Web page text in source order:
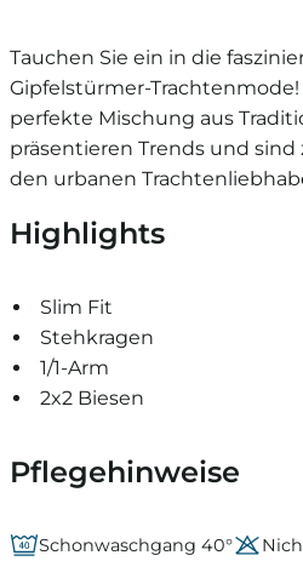
Tauchen Sie ein in die
Gipfelstürmer-
perfekte Mischung aus
präsentieren Trends und sind
den urbanen
Highlights
Slim Fit
Stehkragen
1/1-Arm
2x2 Biesen
Pflegehinweise
Schonwaschgang 40°